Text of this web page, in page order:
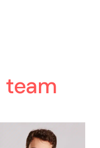
team